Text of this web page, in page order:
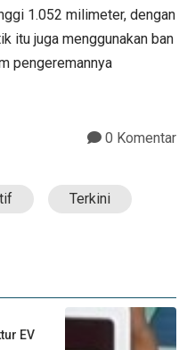
1.052 milimeter, dengan
itu juga menggunakan ban
pengeremannya
0 Komentar
Terkini
EV